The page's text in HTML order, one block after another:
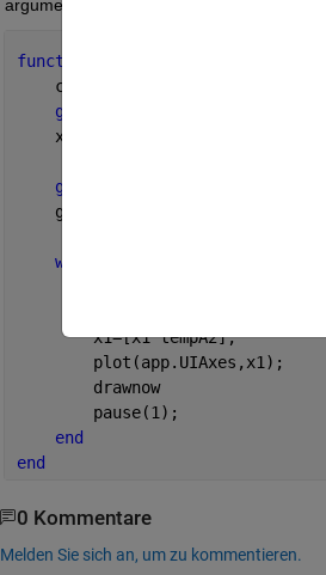
arguments of type 'double'". I had not
function
    clc
global
    x1=0;
global
    go=true;
while
        x1=[x1 tempA2];
        plot(app.UIAxes,x1);
        drawnow
        pause(1);
end
end
0 Kommentare
Melden Sie sich an, um zu kommentieren.